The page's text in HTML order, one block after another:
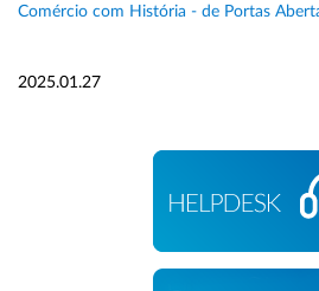
Comércio com História - de Portas
2025.01.27